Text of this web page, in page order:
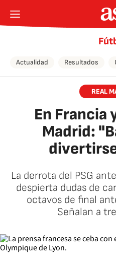
Actualidad Resultados
REAL
En Francia
Madrid:
La derrota del PSG
despierta dudas de
octavos de final
Señalan a